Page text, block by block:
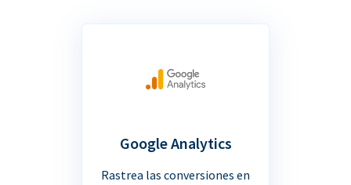
Google Analytics
Rastrea las conversiones en